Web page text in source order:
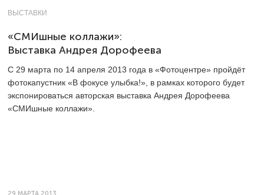
ВЫСТАВКИ
«СМИшные коллажи»:
Выставка Андрея Дорофеева
С 29 марта по 14 апреля 2013 года в «Фотоцентре» пройдёт
фотокапустник «В фокусе улыбка!», в рамках которого будет
экспонироваться авторская выставка Андрея Дорофеева
«СМИшные коллажи».
29 МАРТА 2013